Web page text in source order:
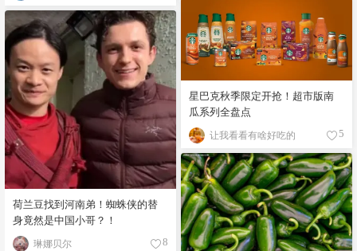
星巴克秋季限定开抢！超市版南
瓜系列全盘点
让我看看有啥好吃的 5
荷兰豆找到河南弟！蜘蛛侠的替
身竟然是中国小哥？！
琳娜贝尔 8